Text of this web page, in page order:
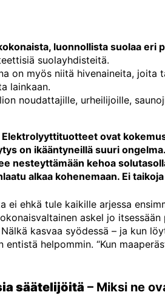
luonnollista suolaa eri
suolayhdisteitä.
on myös niitä hivenaineita, joita
lainkaan.
noudattajille, urheilijoille,
ovat
on ikääntyneillä suuri
nesteyttämään kehoa
alkaa kohenemaan. Ei
ehkä tule kaikille arjessa
askel jo
kasvaa syödessä – ja kun
helpommin. “Kun
säätelijöitä – Miksi ne